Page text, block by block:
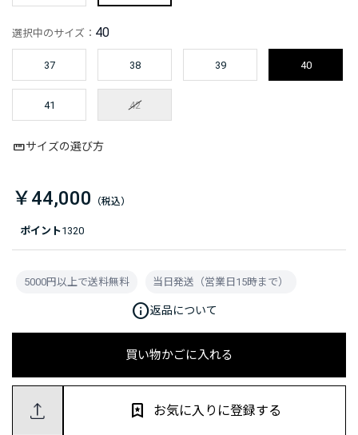
ポイント1320
選択中のサイズ： 40
37 38 39 40
41 42
サイズの選び方
￥44,000
買い物かごに入れる
お気に入りに登録する
5000円以上で送料無料 当日発送（営業日15時まで）
info返品について